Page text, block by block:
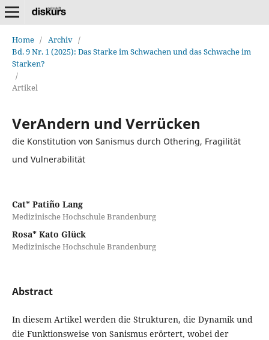
Home / Archiv /
Bd. 9 Nr. 1 (2025): Das Starke im Schwachen und das Schwache im
Starken?
/
Artikel
VerAndern und Verrücken
die Konstitution von Sanismus durch Othering, Fragilität
und Vulnerabilität
Cat* Patiño Lang
Medizinische Hochschule Brandenburg
Rosa* Kato Glück
Medizinische Hochschule Brandenburg
Abstract
In diesem Artikel werden die Strukturen, die Dynamik und
die Funktionsweise von Sanismus erörtert, wobei der